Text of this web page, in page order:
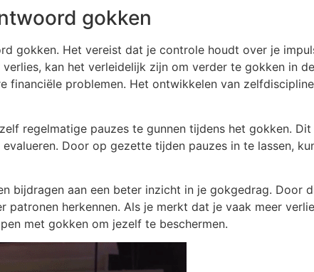
gokken
gokken. Het vereist dat je controle houdt over je
kan het verleidelijk zijn om verder te gokken in
financiële problemen. Het ontwikkelen van
regelmatige pauzes te gunnen tijdens het gokken.
Door op gezette tijden pauzes in te lassen,
bijdragen aan een beter inzicht in je gokgedrag. Door
herkennen. Als je merkt dat je vaak meer
met gokken om jezelf te beschermen.